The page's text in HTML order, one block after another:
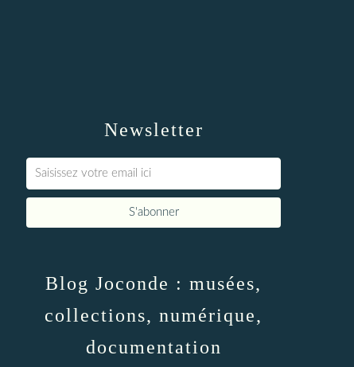
Newsletter
Blog Joconde : musées,
collections, numérique,
documentation